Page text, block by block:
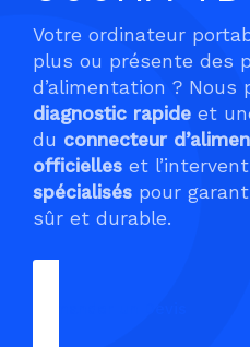
Votre ordinateur
plus ou présente des
d’alimentation ? Nous
diagnostic rapide et
du connecteur
officielles et
spécialisés pour
sûr et durable.